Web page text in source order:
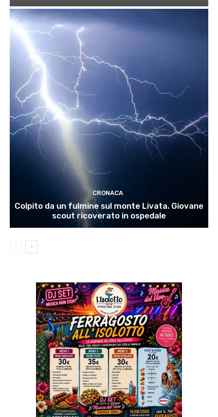
CRONACA
Colpito da un fulmine sul monte Livata. Giovane
scout ricoverato in ospedale